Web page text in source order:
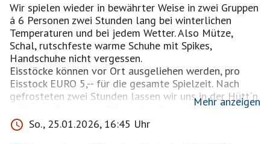
Wir spielen wieder in bewährter Weise in zwei Gruppen
á 6 Personen zwei Stunden lang bei winterlichen
Temperaturen und bei jedem Wetter. Also Mütze,
Schal, rutschfeste warme Schuhe mit Spikes,
Handschuhe nicht vergessen.
Eisstöcke können vor Ort ausgeliehen werden, pro
Eisstock EURO 5,-- für die gesamte Spielzeit. Nach
gefrosteten zwei Stunden lassen wir uns in der Hütt´n
auftauen. Speisen und Getränke dort, zahlt jeder
selbst.
Ich versuche 6 Frauen und 6 Männer als Teilnehmer
Mehr anzeigen
So., 25.01.2026, 16:45 Uhr